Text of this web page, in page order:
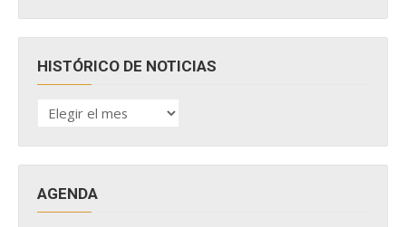
HISTÓRICO DE NOTICIAS
HISTÓRICO
DE
AGENDA